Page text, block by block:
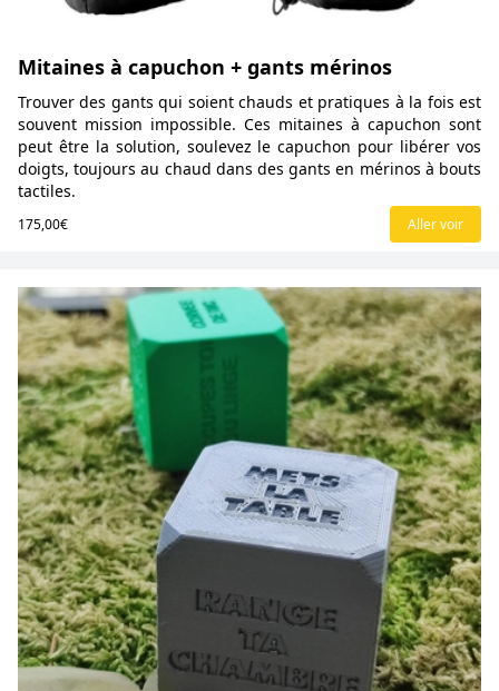
Mitaines à capuchon + gants mérinos
Trouver des gants qui soient chauds et pratiques à la fois est
souvent mission impossible. Ces mitaines à capuchon sont
peut être la solution, soulevez le capuchon pour libérer vos
doigts, toujours au chaud dans des gants en mérinos à bouts
tactiles.
175,00€ Aller voir